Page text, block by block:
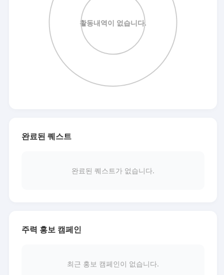
완료된 퀘스트
완료된 퀘스트가 없습니다.
주력 홍보 캠페인
최근 홍보 캠페인이 없습니다.